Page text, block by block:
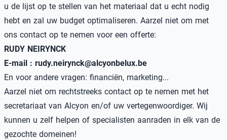
u de lijst op te stellen van het materiaal dat u echt nodig
hebt en zal uw budget optimaliseren. Aarzel niet om met
ons contact op te nemen voor een offerte:
RUDY NEIRYNCK
E-mail : rudy.neirynck@alcyonbelux.be
En voor andere vragen: financiën, marketing...
Aarzel niet om rechtstreeks contact op te nemen met het
secretariaat van Alcyon en/of uw vertegenwoordiger. Wij
kunnen u zelf helpen of specialisten aanraden in elk van de
gezochte domeinen!